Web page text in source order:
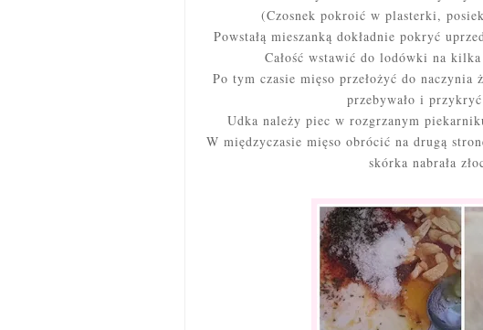
(Czosnek pokroić w plasterki,
Powstałą mieszanką dokładnie pokryć
Całość wstawić do lodówki na
Po tym czasie mięso przełożyć do
przebywało i
Udka należy piec w rozgrzanym
W międzyczasie mięso obrócić na drugą
skórka nabrała